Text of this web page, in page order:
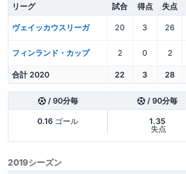
リーグ 試合 得点 失点
ヴェイッカウスリーガ 20 3 26
フィンランド・カップ 2 0 2
合計 2020 22 3 28
/ 90分毎 / 90分毎
0.16 ゴール 1.35
失点
2019シーズン